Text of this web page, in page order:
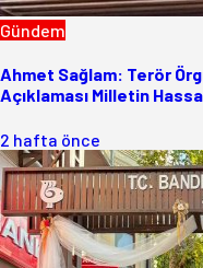
Gündem
Ahmet Sağlam: Terör
Açıklaması Milletin
2 hafta önce